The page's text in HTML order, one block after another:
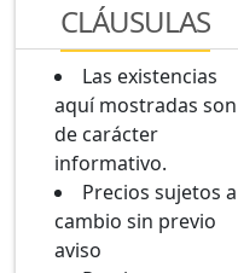
CLÁUSULAS
Las existencias
aquí mostradas son
de carácter
informativo.
Precios sujetos a
cambio sin previo
aviso